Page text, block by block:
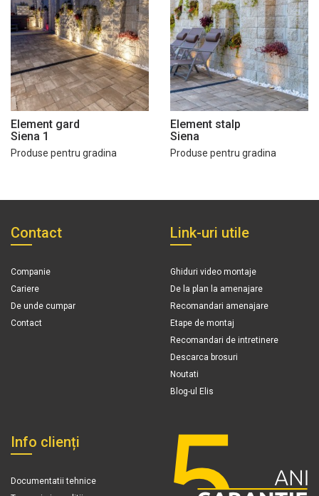
Element gard
Siena 1
Produse pentru gradina
Element stalp
Siena
Produse pentru gradina
Contact
Companie
Cariere
De unde cumpar
Contact
Link-uri utile
Ghiduri video montaje
De la plan la amenajare
Recomandari amenajare
Etape de montaj
Recomandari de intretinere
Descarca brosuri
Noutati
Blog-ul Elis
Info clienți
Documentatii tehnice